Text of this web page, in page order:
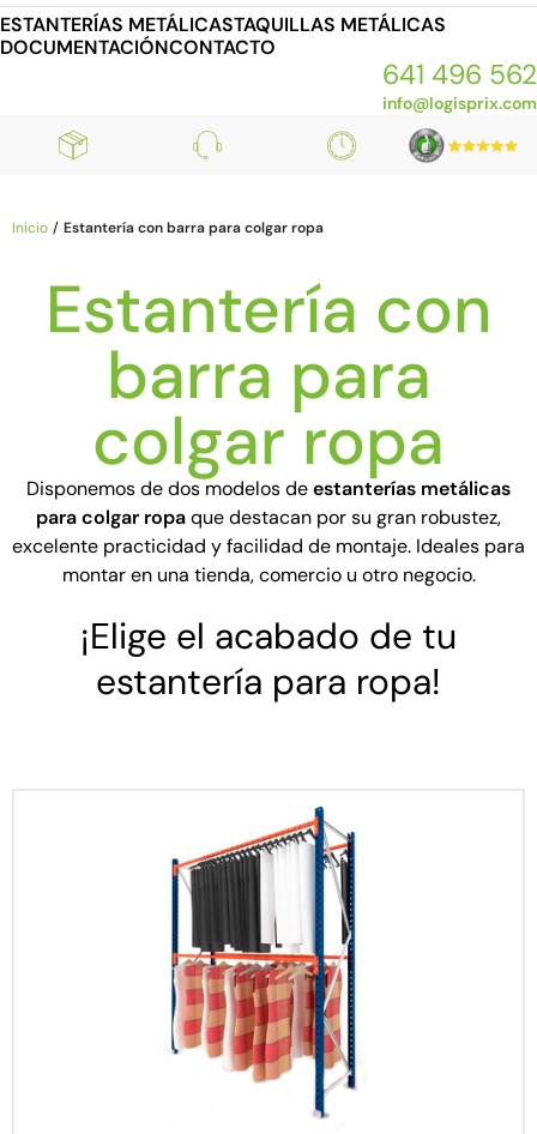
ESTANTERÍAS METÁLICASTAQUILLAS METÁLICAS
DOCUMENTACIÓNCONTACTO
641 496 562
info@logisprix.com
Inicio Estantería con barra para colgar ropa
Estantería con
barra para
colgar ropa
Disponemos de dos modelos deestanterías metálicas
para colgar ropaque destacan por su gran robustez,
excelente practicidad y facilidad de montaje. Ideales para
montar en una tienda, comercio u otro negocio.
¡Elige el acabado de tu
estantería para ropa!